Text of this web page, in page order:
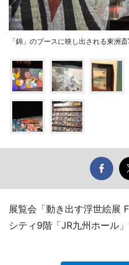
「錦」のブースに映し出される東洲
展覧会「動き出す浮世絵展
シティ9階「JR九州ホール